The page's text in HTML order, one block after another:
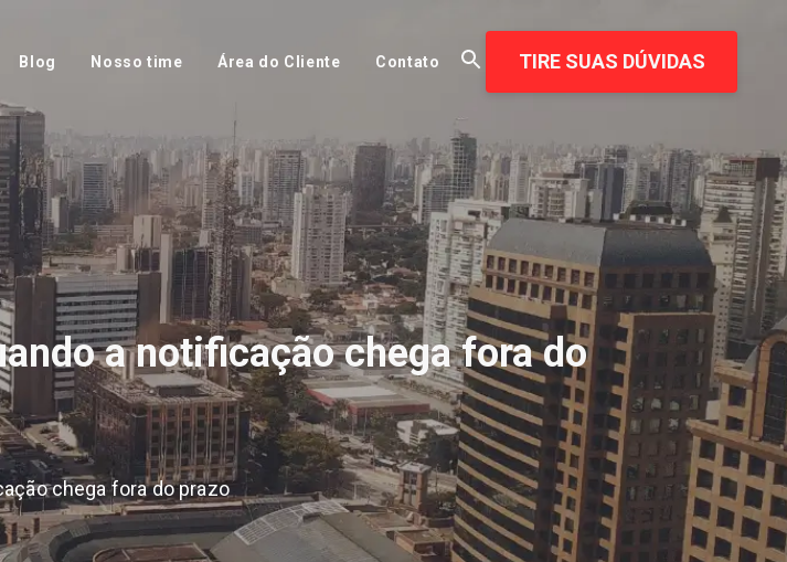
Blog Nosso time Área do Cliente Contato TIRE SUAS DÚVIDAS
a notificação chega fora do
chega fora do prazo